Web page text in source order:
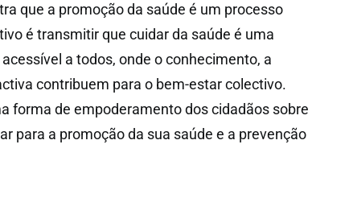
que a promoção da saúde é um processo
é transmitir que cuidar da saúde é uma
a todos, onde o conhecimento, a
contribuem para o bem-estar colectivo.
forma de empoderamento dos cidadãos sobre
para a promoção da sua saúde e a prevenção